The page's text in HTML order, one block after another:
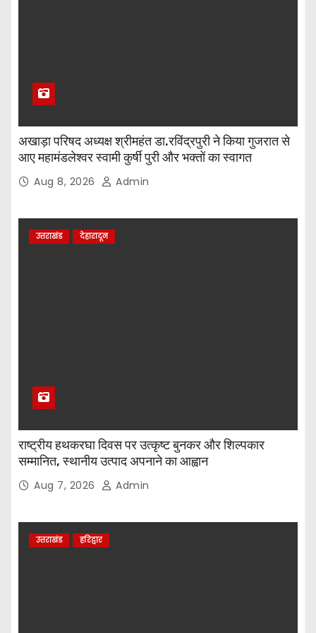
अखाड़ा परिषद अध्यक्ष श्रीमहंत डा.रविंद्रपुरी ने किया गुजरात से
आए महामंडलेश्वर स्वामी कुर्षी पुरी और भक्तों का स्वागत
Aug 8, 2026 Admin
उत्तराखंड देहारादून
राष्ट्रीय हथकरघा दिवस पर उत्कृष्ट बुनकर और शिल्पकार
सम्मानित, स्थानीय उत्पाद अपनाने का आह्वान
Aug 7, 2026 Admin
उत्तराखंड हरिद्वार